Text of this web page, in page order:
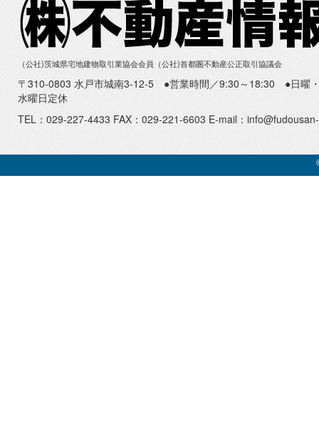
（公社)茨城県宅地建物取引業協会会員（公社)首都圏不動産公正取引協議会
〒310-0803 水戸市城南3-12-5 ●営業時間／9:30～18:30 ●日曜
水曜日定休
TEL：029-227-4433 FAX：029-221-6603 E-mail：